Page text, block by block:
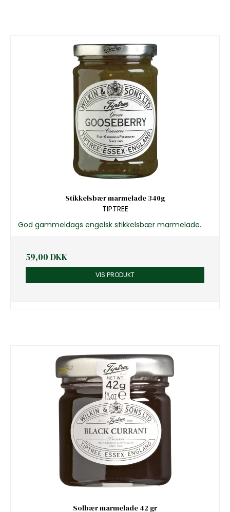
Stikkelsbær marmelade 340g
TIPTREE
God gammeldags engelsk stikkelsbær marmelade.
59,00 DKK
VIS PRODUKT
Solbær marmelade 42 gr